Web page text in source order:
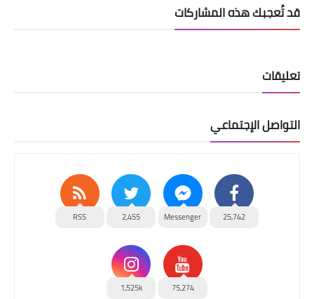
قد تُعجبك هذه المشاركات
تعليقات
التواصل الإجتماعي
25,742
Messenger
2,455
RSS
75,274
1,525k